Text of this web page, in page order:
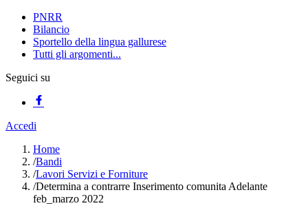
PNRR
Bilancio
Sportello della lingua gallurese
Tutti gli argomenti...
Seguici su
Accedi
Home
/Bandi
/Lavori Servizi e Forniture
/Determina a contrarre Inserimento comunita Adelante
feb_marzo 2022